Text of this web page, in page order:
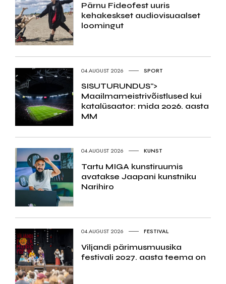
Pärnu Fideofest uuris
kehakeskset audiovisuaalset
loomingut
04.AUGUST 2026 SPORT
SISUTURUNDUS">
Maailmameistrivõistlused kui
katalüsaator: mida 2026. aasta
MM
04.AUGUST 2026 KUNST
Tartu MIGA kunstiruumis
avatakse Jaapani kunstniku
Narihiro
04.AUGUST 2026 FESTIVAL
Viljandi pärimusmuusika
festivali 2027. aasta teema on